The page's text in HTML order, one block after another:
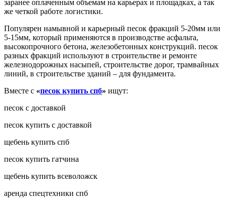
заранее оплаченным объемам на карьерах и площадках, а так
же четкой работе логистики.
Популярен намывной и карьерный песок фракций 5-20мм или
5-15мм, который применяются в производстве асфальта,
высокопрочного бетона, железобетонных конструкций. песок
разных фракций используют в строительстве и ремонте
железнодорожных насыпей, строительстве дорог, трамвайных
линий, в строительстве зданий – для фундамента.
Вместе с «песок купить спб» ищут:
песок с доставкой
песок купить с доставкой
щебень купить спб
песок купить гатчина
щебень купить всеволожск
аренда спецтехники спб